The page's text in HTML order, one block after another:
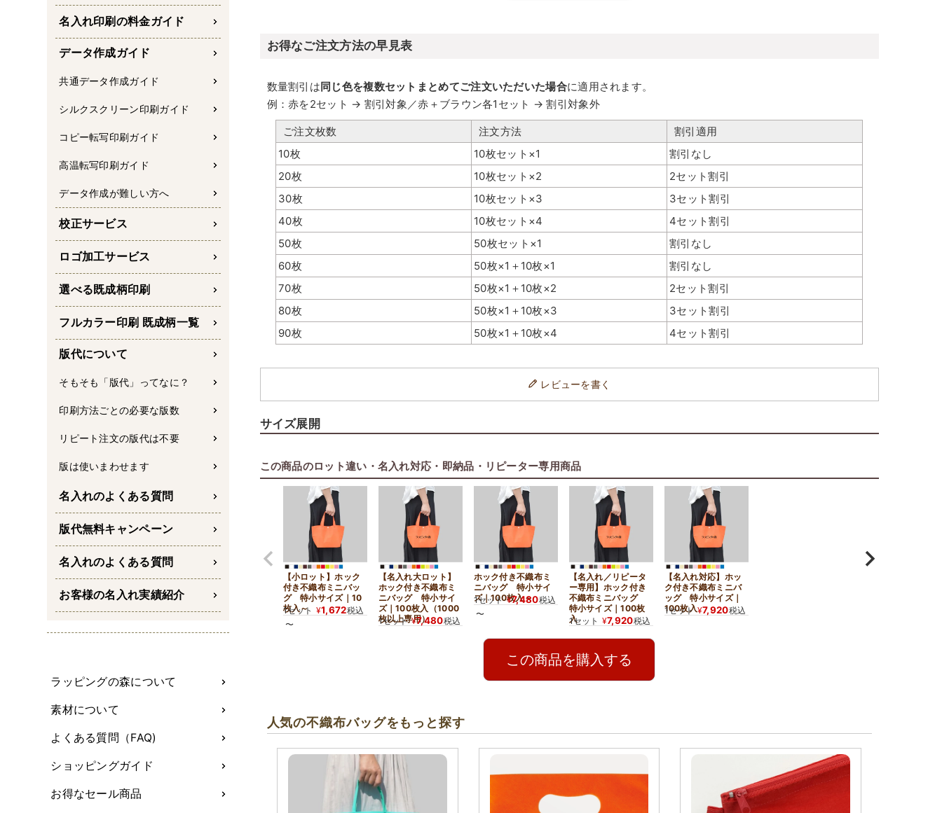
名入れ印刷の料金ガイド
データ作成ガイド
共通データ作成ガイド
シルクスクリーン印刷ガイド
コピー転写印刷ガイド
高温転写印刷ガイド
データ作成が難しい方へ
校正サービス
ロゴ加工サービス
選べる既成柄印刷
フルカラー印刷 既成柄一覧
版代について
そもそも「版代」ってなに？
印刷方法ごとの必要な版数
リピート注文の版代は不要
版は使いまわせます
名入れのよくある質問
版代無料キャンペーン
名入れのよくある質問
お客様の名入れ実績紹介
ラッピングの森について
素材について
よくある質問（FAQ)
ショッピングガイド
お得なセール商品
持ち帰りやすく、実用性があるためリユースも期待できます。
上部にホックがついており、簡易に口
止めできます。
長めの持ち手で持ち運びしやすい。
※画像は中横サイズ
全体的にコロンとした形状。（写真は
印刷を入れたときのイメージです）
お得なご注文方法の早見表
数量割引は同じ色を複数セットまとめてご注文いただいた場合に適用されます。
例：赤を2セット → 割引対象／赤＋ブラウン各1セット → 割引対象外
ご注文枚数 注文方法
割引適用
10枚
10枚セット×1
割引なし
20枚
10枚セット×2
2セット割引
30枚
10枚セット×3
3セット割引
40枚
10枚セット×4
4セット割引
50枚
50枚セット×1
割引なし
60枚
50枚×1＋10枚×1
割引なし
70枚
50枚×1＋10枚×2
2セット割引
80枚
50枚×1＋10枚×3
3セット割引
90枚
50枚×1＋10枚×4 4セット割引
レビューを書く
サイズ展開
この商品のロット違い・名入れ対応・即納品・リピーター専用商品
【小ロット】ホック
付き不織布ミニバッ
グ 特小サイズ｜10
枚入～
1セット ¥1,672税込
〜
【名入れ大ロット】
ホック付き不織布ミ
ニバッグ 特小サイ
ズ｜100枚入（1000
枚以上専用）
1セット ¥7,480税込
ホック付き不織布ミ
ニバッグ 特小サイ
ズ｜100枚入～
1セット ¥7,480税込
〜
【名入れ／リピータ
ー専用】ホック付き
不織布ミニバッグ
特小サイズ｜100枚
入
1セット ¥7,920税込
【名入れ対応】ホッ
ク付き不織布ミニバ
ッグ 特小サイズ｜
100枚入
1セット ¥7,920税込
この商品を購入する
人気の不織布バッグをもっと探す